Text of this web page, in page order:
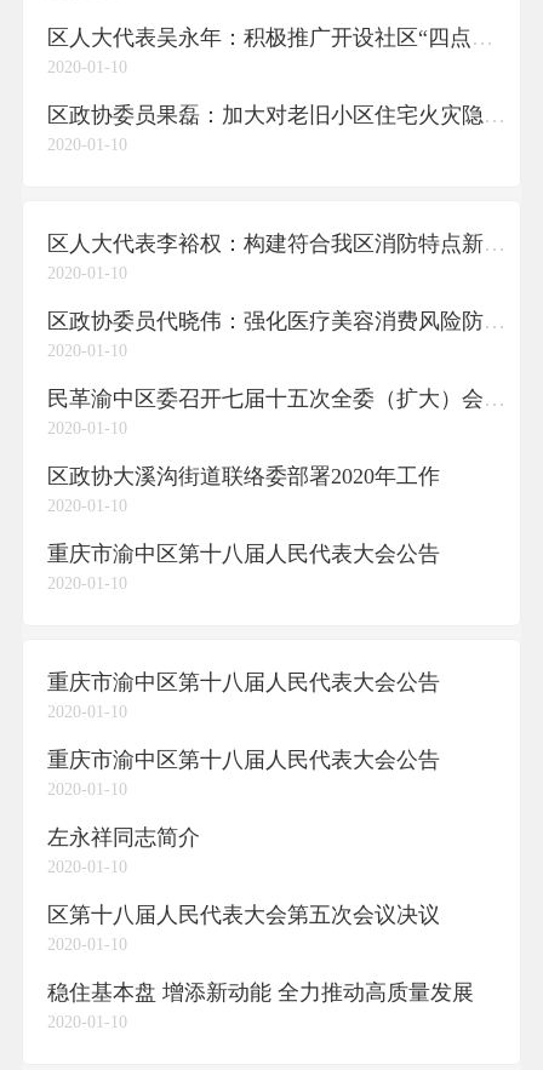
区人大代表吴永年：积极推广开设社区“四点半课堂” 助力学生健康安全成长
2020-01-10
区政协委员果磊：加大对老旧小区住宅火灾隐患排查力度
2020-01-10
区人大代表李裕权：构建符合我区消防特点新格局 切实保障高层楼宇消防安全
2020-01-10
区政协委员代晓伟：强化医疗美容消费风险防范 打造健康有序的医疗美容市场
2020-01-10
民革渝中区委召开七届十五次全委（扩大）会议暨2019年终总结会
2020-01-10
区政协大溪沟街道联络委部署2020年工作
2020-01-10
重庆市渝中区第十八届人民代表大会公告
2020-01-10
重庆市渝中区第十八届人民代表大会公告
2020-01-10
重庆市渝中区第十八届人民代表大会公告
2020-01-10
左永祥同志简介
2020-01-10
区第十八届人民代表大会第五次会议决议
2020-01-10
稳住基本盘 增添新动能 全力推动高质量发展
2020-01-10